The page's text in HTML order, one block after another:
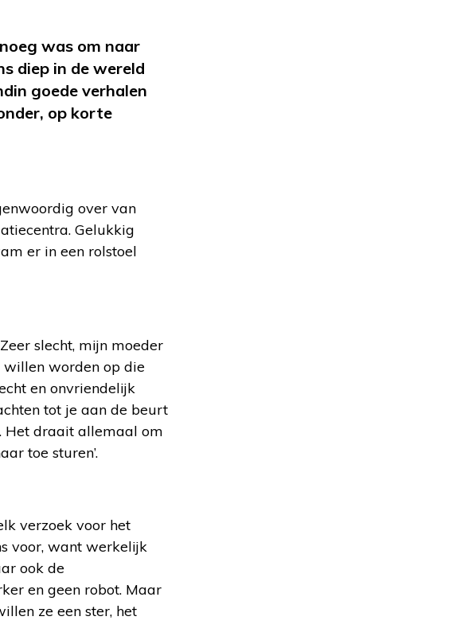
was om naar
diep in de wereld
goede verhalen
op korte
over van
Gelukkig
er in een rolstoel
slecht, mijn moeder
willen worden op die
en onvriendelijk
tot je aan de beurt
Het draait allemaal om
toe sturen’.
verzoek voor het
voor, want werkelijk
ook de
en geen robot. Maar
ze een ster, het